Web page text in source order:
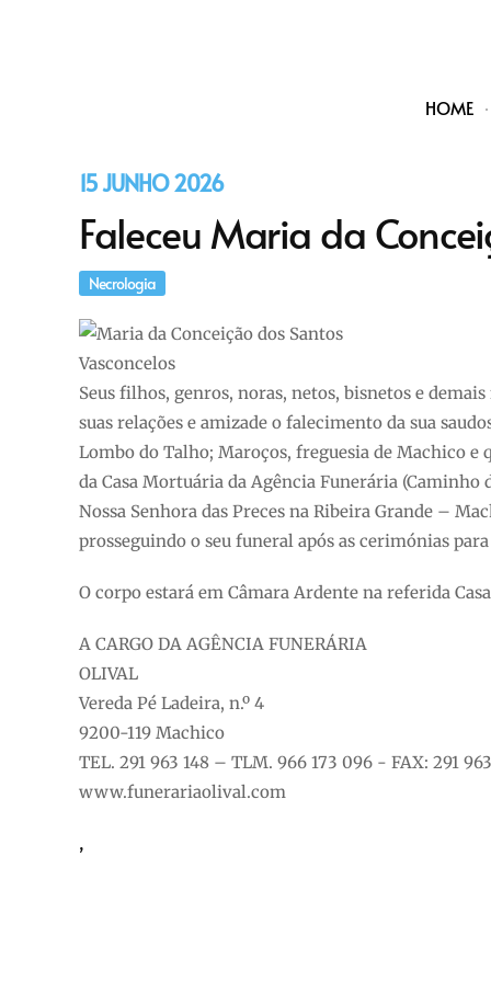
HOME
15 JUNHO 2026
Faleceu Maria da
Necrologia
Seus filhos, genros, noras, netos, bisnetos e
suas relações e amizade o falecimento da sua
Lombo do Talho; Maroços, freguesia de Machico e
da Casa Mortuária da Agência Funerária (Caminho
Nossa Senhora das Preces na Ribeira Grande –
prosseguindo o seu funeral após as cerimónias
O corpo estará em Câmara Ardente na referida
A CARGO DA AGÊNCIA FUNERÁRIA
OLIVAL
Vereda Pé Ladeira, n.º 4
9200-119 Machico
TEL. 291 963 148 – TLM. 966 173 096 - FAX: 291
www.funerariaolival.com
,